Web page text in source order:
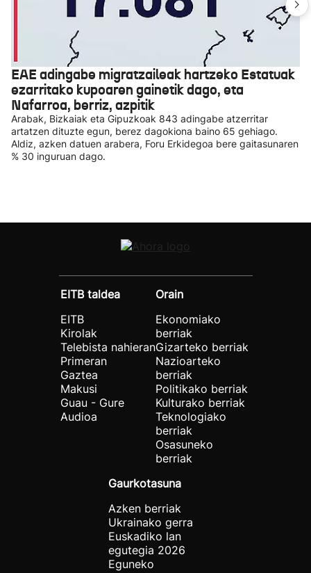
EAE adingabe migratzaileak hartzeko Estatuak
ezarritako kupoaren gainetik dago, eta
Nafarroa, berriz, azpitik
Arabak, Bizkaiak eta Gipuzkoak 843 adingabe atzerritar
artatzen dituzte egun, berez dagokiona baino 65 gehiago.
Aldiz, azken datuen arabera, Foru Erkidegoa bere gaitasunaren
% 30 inguruan dago.
EITB taldea
EITB
Kirolak
Telebista nahieran
Primeran
Gaztea
Makusi
Guau - Gure
Audioa
Orain
Ekonomiako
berriak
Gizarteko berriak
Nazioarteko
berriak
Politikako berriak
Kulturako berriak
Teknologiako
berriak
Osasuneko
berriak
Gaurkotasuna
Azken berriak
Ukrainako gerra
Euskadiko lan
egutegia 2026
Eguneko